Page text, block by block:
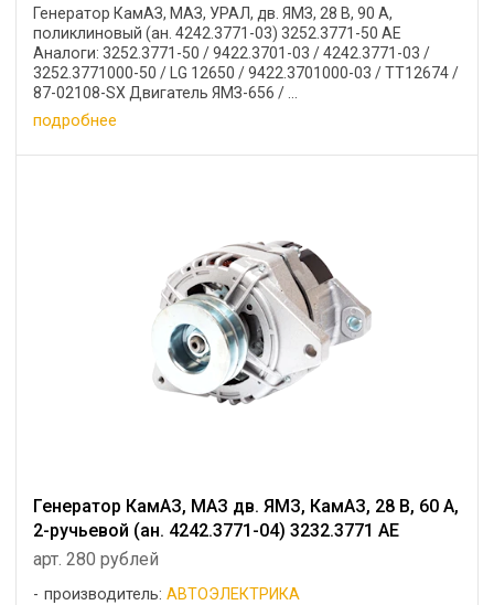
Генератор КамАЗ, МАЗ, УРАЛ, дв. ЯМЗ, 28 В, 90 А,
поликлиновый (ан. 4242.3771-03) 3252.3771-50 AE
Аналоги: 3252.3771-50 / 9422.3701-03 / 4242.3771-03 /
3252.3771000-50 / LG 12650 / 9422.3701000-03 / TT12674 /
87-02108-SX Двигатель ЯМЗ-656 / ...
подробнее
Генератор КамАЗ, МАЗ дв. ЯМЗ, КамАЗ, 28 В, 60 А,
2-ручьевой (ан. 4242.3771-04) 3232.3771 AE
арт. 280 рублей
производитель:АВТОЭЛЕКТРИКА